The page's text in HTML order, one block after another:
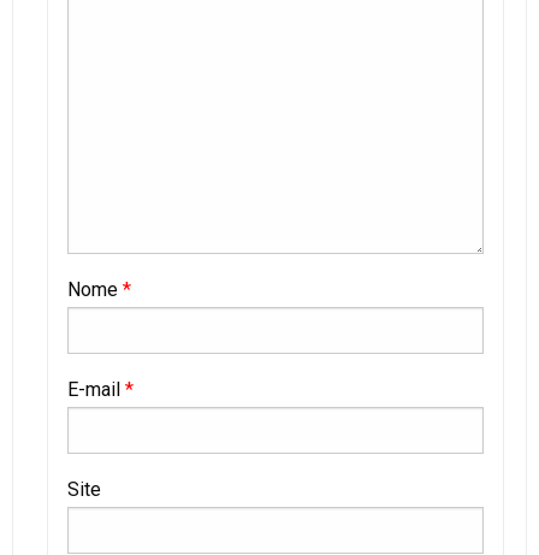
Nome *
E-mail *
Site